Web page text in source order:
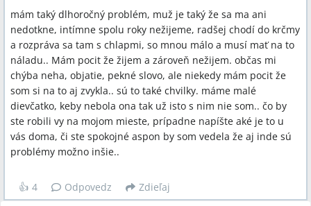
mám taký dlhoročný problém, muž je taký že sa ma ani
nedotkne, intímne spolu roky nežijeme, radšej chodí do krčmy
a rozpráva sa tam s chlapmi, so mnou málo a musí mať na to
náladu.. Mám pocit že žijem a zároveň nežijem. občas mi
chýba neha, objatie, pekné slovo, ale niekedy mám pocit že
som si na to aj zvykla.. sú to také chvilky. máme malé
dievčatko, keby nebola ona tak už isto s nim nie som.. čo by
ste robili vy na mojom mieste, prípadne napíšte aké je to u
vás doma, či ste spokojné aspon by som vedela že aj inde sú
problémy možno inšie..
👍 4 Odpovedz Zdieľaj